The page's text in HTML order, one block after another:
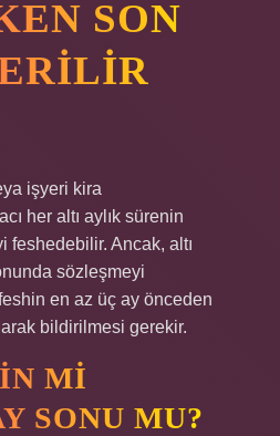
SON
işyeri kira
her altı aylık sürenin
feshedebilir. Ancak, altı
sözleşmeyi
en az üç ay önceden
bildirilmesi gerekir.
MI
SONU MU?